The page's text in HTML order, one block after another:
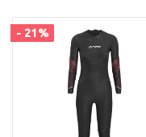
- 21%